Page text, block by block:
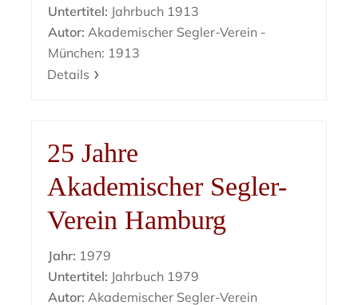
Untertitel: Jahrbuch 1913
Autor: Akademischer Segler-Verein -
München: 1913
Details
25 Jahre
Akademischer Segler-
Verein Hamburg
Jahr: 1979
Untertitel: Jahrbuch 1979
Autor: Akademischer Segler-Verein